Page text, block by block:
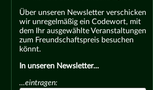
Über unseren Newsletter verschicken
wir unregelmäßig ein Codewort, mit
dem Ihr ausgewählte Veranstaltungen
zum Freundschaftspreis besuchen
könnt.
In unseren Newsletter...
...eintragen: